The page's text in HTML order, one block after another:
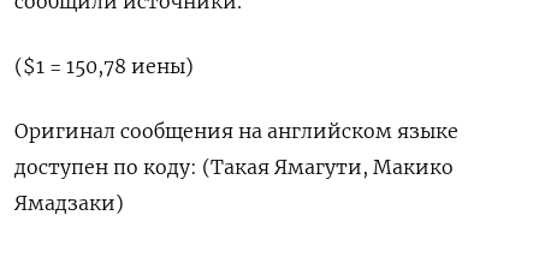
($1 = 150,78 иены)
Оригинал сообщения на английском языке
доступен по коду: (Такая Ямагути, Макико
Ямадзаки)